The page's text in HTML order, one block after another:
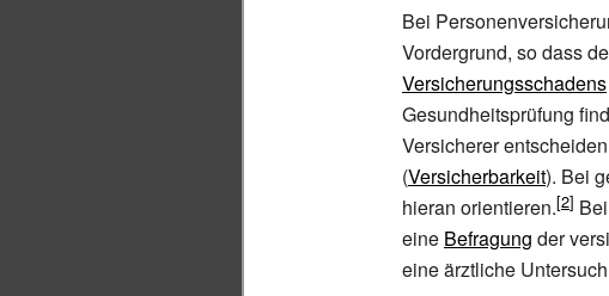
Bei
Vordergrund, so dass
Versicherungsschadens
Gesundheitsprüfung
Versicherer
(Versicherbarkeit). Bei
hieran orientieren.
eine Befragung der
eine ärztliche